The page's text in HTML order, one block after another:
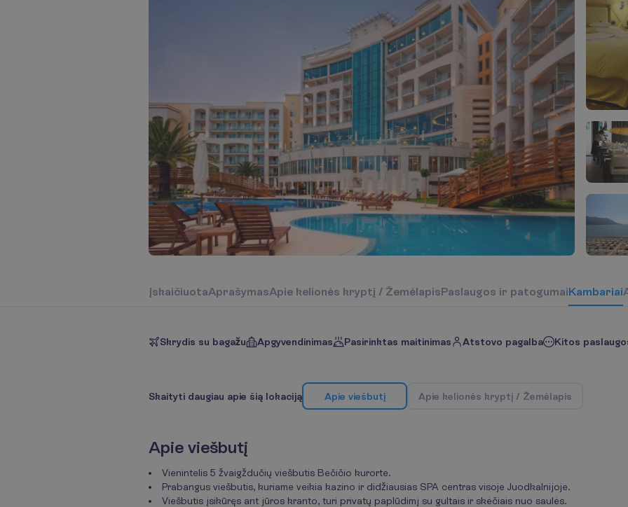
ĮskaičiuotaAprašymasApie kelionės kryptį / ŽemėlapisPaslaugos ir patogumaiKambariai
Skrydis su bagažu Apgyvendinimas Pasirinktas maitinimas Atstovo pagalba Kitos
Skaityti daugiau apie šią lokaciją Apie viešbutį Apie kelionės kryptį / Žemėlapis
Apie viešbutį
Vienintelis 5 žvaigždučių viešbutis Bečičio kurorte.
Prabangus viešbutis, kuriame veikia kazino ir didžiausias SPA centras visoje Juodkalnijoje.
Viešbutis įsikūręs ant jūros kranto, turi privatų paplūdimį su gultais ir skėčiais nuo saulės.